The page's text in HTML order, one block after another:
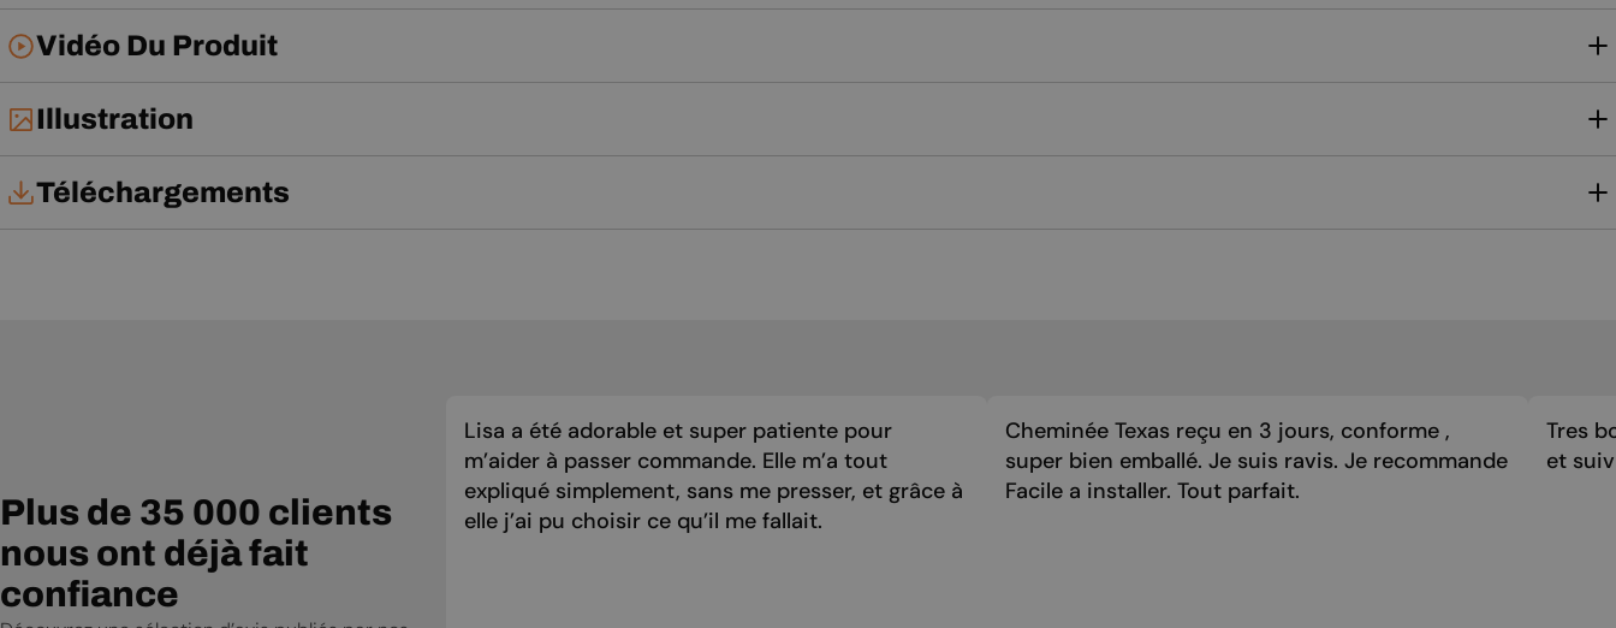
Vidéo Du Produit
Illustration
Téléchargements
Plus de 35 000 clients
nous ont déjà fait
confiance
Lisa a été adorable et super patiente pour
m’aider à passer commande. Elle m’a tout
expliqué simplement, sans me presser, et grâce à
elle j’ai pu choisir ce qu’il me fallait.
Cheminée Texas reçu en 3 jours, conforme ,
super bien emballé. Je suis ravis. Je recommande
Facile a installer. Tout parfait.
Tres
et